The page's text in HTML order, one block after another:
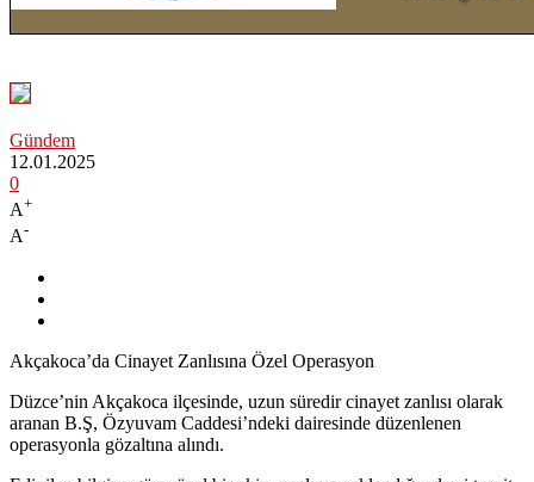
Gündem
12.01.2025
0
A+
A-
Akçakoca’da Cinayet Zanlısına Özel Operasyon
Düzce’nin Akçakoca ilçesinde, uzun süredir cinayet zanlısı olarak
aranan B.Ş, Özyuvam Caddesi’ndeki dairesinde düzenlenen
operasyonla gözaltına alındı.